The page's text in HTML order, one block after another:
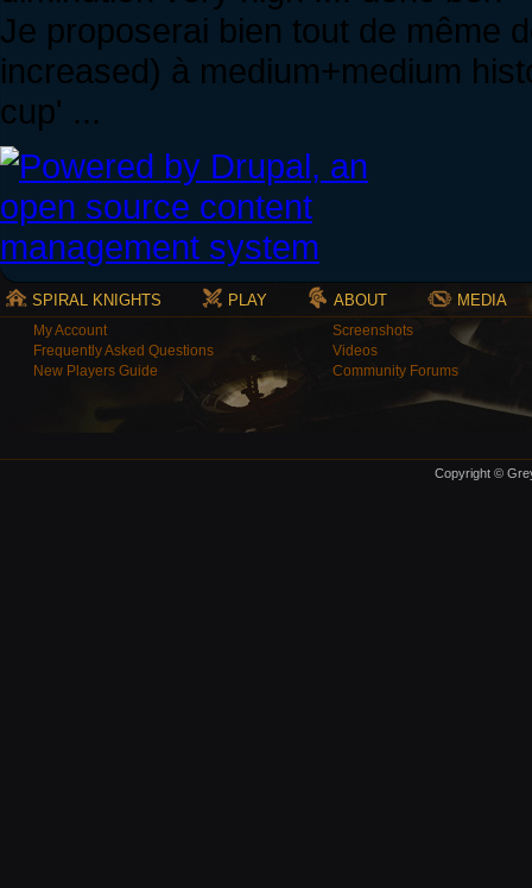
Je proposerai bien tout de même
increased) à medium+medium
cup' ...
SPIRAL KNIGHTS PLAY ABOUT MEDIA
My Account
Frequently Asked Questions
New Players Guide
Screenshots
Videos
Community Forums
Copyright ©